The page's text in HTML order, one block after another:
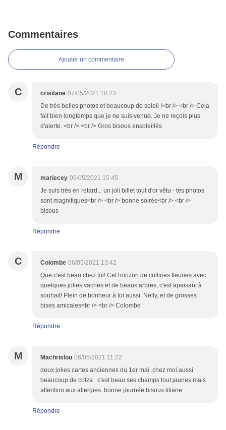
Commentaires
Ajouter un commentaire
C crisitane 07/05/2021 10:23
De très belles photos et beaucoup de soleil !<br /> <br /> Cela
fait bien longtemps que je ne suis venue. Je ne reçois plus
d'alerte. <br /> <br /> Gros bisous ensoleillés
Répondre
M mariecey 06/05/2021 15:45
Je suis très en retard... un joli billet tout d'or vêtu - tes photos
sont magnifiques<br /> <br /> bonne soirée<br /> <br />
bisous
Répondre
C Colombe 06/05/2021 13:42
Que c'est beau chez toi! Cet horizon de collines fleuries avec
quelques jolies vaches et de beaux arbres, c'est apaisant à
souhait! Plein de bonheur à toi aussi, Nelly, et de grosses
bises amicales<br /> <br /> Colombe
Répondre
M Machrislou 06/05/2021 11:22
deux jolies cartes anciennes du 1er mai .chez moi aussi
beaucoup de colza . c'est beau ses champs tout jaunes mais
attention aux allergies. bonne journée bisous liliane
Répondre